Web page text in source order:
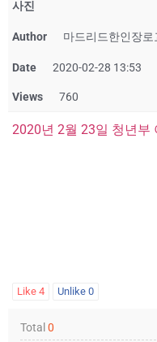
사진
Author 마드리드한인장로
Date 2020-02-28 13:53
Views 760
2020년 2월 23일 청년부
Like 4 Unlike 0
Total 0